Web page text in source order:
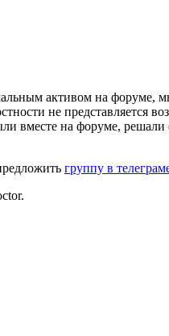
активом на форуме,
не представляется
вместе на форуме, решали
группу в